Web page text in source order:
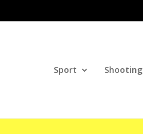
Sport Shooting